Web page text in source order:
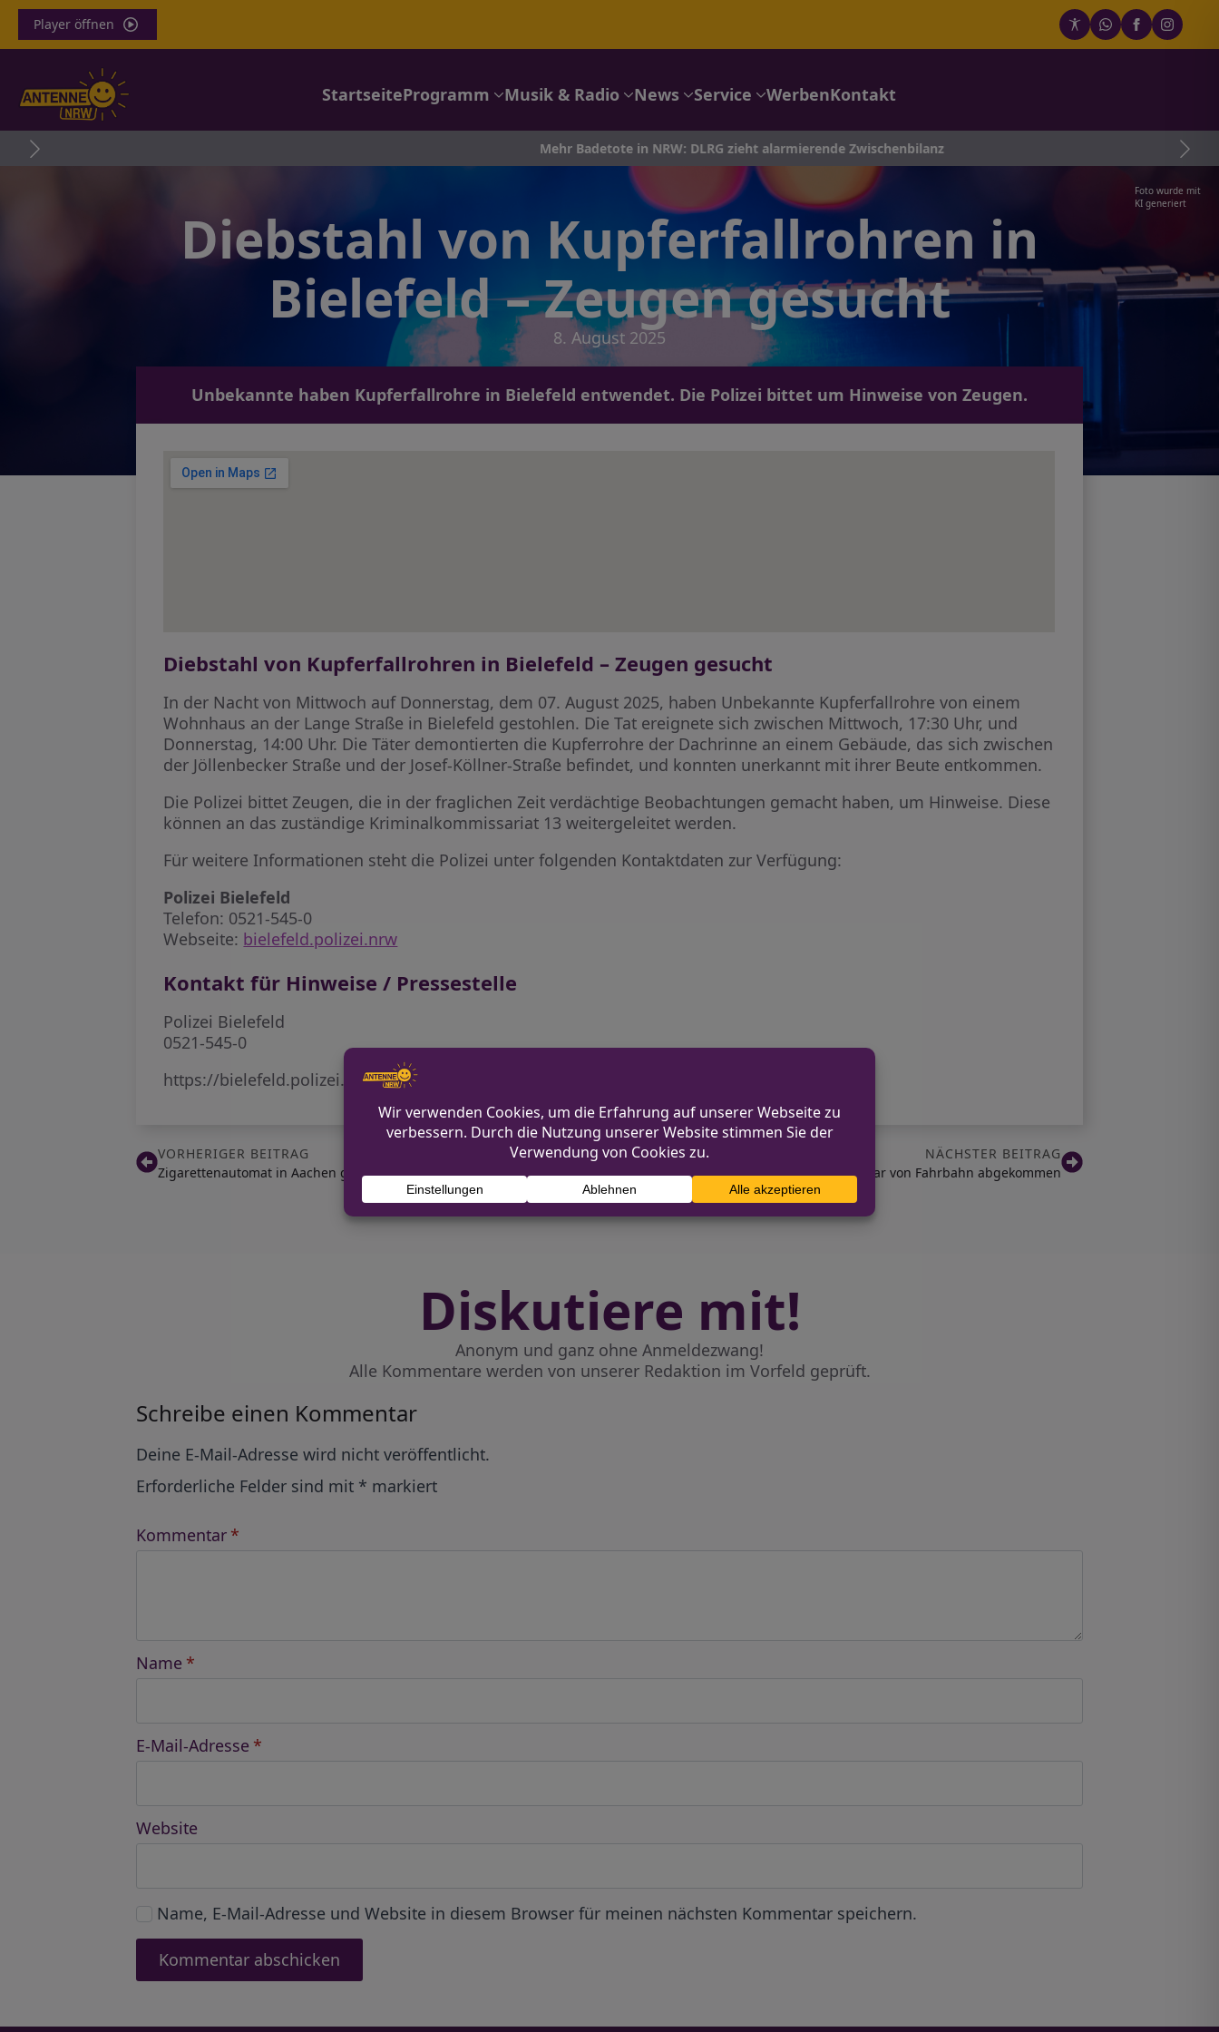
Player öffnen
StartseiteProgramm Musik & Radio News Service WerbenKontakt
Mehr Badetote in NRW: DLRG zieht alarmierende Zwischenbilanz
Foto wurde mit
KI generiert
Diebstahl von Kupferfallrohren in
Bielefeld – Zeugen gesucht
8. August 2025
Unbekannte haben Kupferfallrohre in Bielefeld entwendet. Die Polizei bittet um Hinweise von Zeugen.
Diebstahl von Kupferfallrohren in Bielefeld – Zeugen gesucht
In der Nacht von Mittwoch auf Donnerstag, dem 07. August 2025, haben Unbekannte Kupferfallrohre von einem
Wohnhaus an der Lange Straße in Bielefeld gestohlen. Die Tat ereignete sich zwischen Mittwoch, 17:30 Uhr, und
Donnerstag, 14:00 Uhr. Die Täter demontierten die Kupferrohre der Dachrinne an einem Gebäude, das sich zwischen
der Jöllenbecker Straße und der Josef-Köllner-Straße befindet, und konnten unerkannt mit ihrer Beute entkommen.
Die Polizei bittet Zeugen, die in der fraglichen Zeit verdächtige Beobachtungen gemacht haben, um Hinweise. Diese
können an das zuständige Kriminalkommissariat 13 weitergeleitet werden.
Für weitere Informationen steht die Polizei unter folgenden Kontaktdaten zur Verfügung:
Polizei Bielefeld
Telefon: 0521-545-0
Webseite: bielefeld.polizei.nrw
Kontakt für Hinweise / Pressestelle
Polizei Bielefeld
0521-545-0
https://bielefeld.polizei.nrw/
VORHERIGER BEITRAG
Zigarettenautomat in Aachen gesprengt – Täter flüchtig
NÄCHSTER BEITRAG
Motorradfahrerin in Lindlar von Fahrbahn abgekommen
Diskutiere mit!
Anonym und ganz ohne Anmeldezwang!
Alle Kommentare werden von unserer Redaktion im Vorfeld geprüft.
Schreibe einen Kommentar
Deine E-Mail-Adresse wird nicht veröffentlicht.
Erforderliche Felder sind mit * markiert
Kommentar *
Name *
E-Mail-Adresse *
Website
Name, E-Mail-Adresse und Website in diesem Browser für meinen nächsten Kommentar speichern.